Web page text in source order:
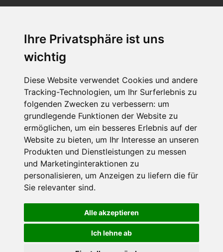
Ihre Privatsphäre ist uns
wichtig
Diese Website verwendet Cookies und andere
Tracking-Technologien, um Ihr Surferlebnis zu
folgenden Zwecken zu verbessern: um
grundlegende Funktionen der Website zu
ermöglichen, um ein besseres Erlebnis auf der
Website zu bieten, um Ihr Interesse an unseren
Produkten und Dienstleistungen zu messen
und Marketinginteraktionen zu
personalisieren, um Anzeigen zu liefern die für
Sie relevanter sind.
Alle akzeptieren
Ich lehne ab
SCHNEEHÖHEN SKI APP
Die Schneehoehen Ski APP für iOS und Android - Ein
Muss für alle Wintersportler und Schneefreaks!
Impressum
Datenschutz
Nutzungsbedingungen
Portale
FAQ Newsletter Mediadaten
©2026 Schneemenschen GmbH